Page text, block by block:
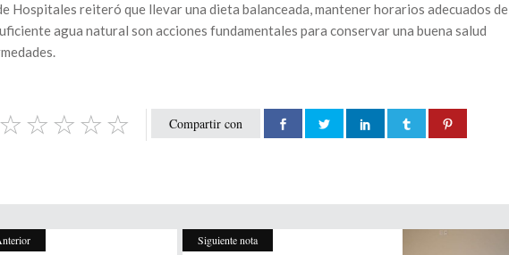
Hospitales reiteró que llevar una dieta balanceada, mantener horarios adecuados de
agua natural son acciones fundamentales para conservar una buena salud
Compartir con
Siguiente nota